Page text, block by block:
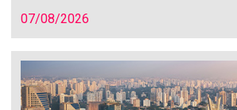
07/08/2026